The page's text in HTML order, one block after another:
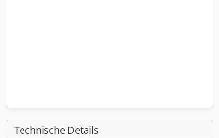
Technische Details